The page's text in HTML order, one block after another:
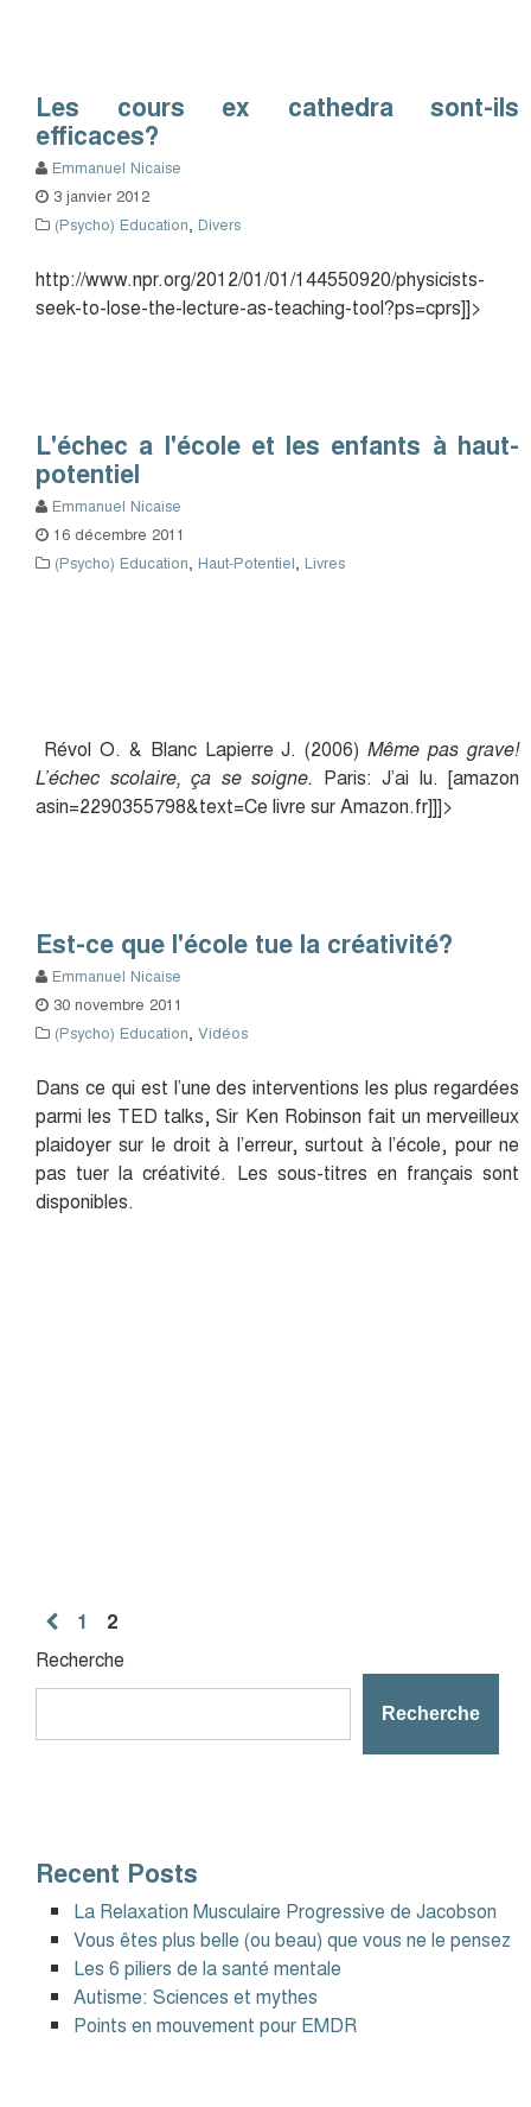
Les cours ex cathedra sont-ils
efficaces?
Emmanuel Nicaise
3 janvier 2012
(Psycho) Education Divers
http://www.npr.org/2012/01/01/144550920/physicists-
seek-to-lose-the-lecture-as-teaching-tool?ps=cprs]]>
L'échec a l'école et les enfants à haut-
potentiel
Emmanuel Nicaise
16 décembre 2011
(Psycho) Education, Haut-Potentiel, Livres
Révol O. & Blanc Lapierre J. (2006)Même pas grave!
L’échec scolaire, ça se soigne. Paris: J’ai lu. [amazon
asin=2290355798&text=Ce livre sur Amazon.fr]]]>
Est-ce que l'école tue la créativité?
Emmanuel Nicaise
30 novembre 2011
(Psycho) Education, Vidéos
Dans ce qui est l’une des interventions les plus regardées
parmi les TED talks, Sir Ken Robinson fait un merveilleux
plaidoyer sur le droit à l’erreur, surtout à l’école, pour ne
pas tuer la créativité. Les sous-titres en français sont
disponibles.
Posts
pagination
1
2
Recherche
Recherche
Recent Posts
La Relaxation Musculaire Progressive de Jacobson
Vous êtes plus belle (ou beau) que vous ne le pensez
Les 6 piliers de la santé mentale
Autisme: Sciences et mythes
Points en mouvement pour EMDR